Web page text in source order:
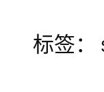
标签：